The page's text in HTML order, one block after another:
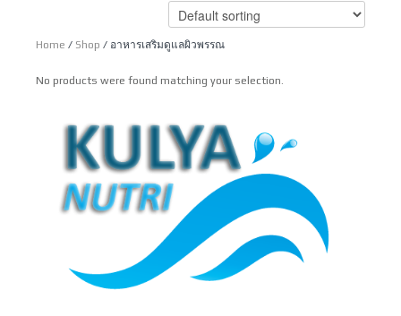
Home / Shop / อาหารเสริมดูแลผิวพรรณ
No products were found matching your selection.